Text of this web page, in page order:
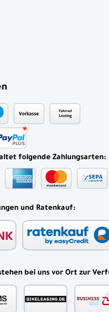
folgende Zahlungsarten:
und Ratenkauf:
bei uns vor Ort zur